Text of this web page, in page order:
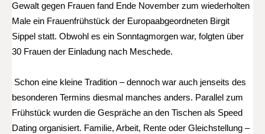
Gewalt gegen Frauen fand Ende November zum wiederholten
Male ein Frauenfrühstück der Europaabgeordneten Birgit
Sippel statt. Obwohl es ein Sonntagmorgen war, folgten über
30 Frauen der Einladung nach Meschede.
Schon eine kleine Tradition – dennoch war auch jenseits des
besonderen Termins diesmal manches anders. Parallel zum
Frühstück wurden die Gespräche an den Tischen als Speed
Dating organisiert. Familie, Arbeit, Rente oder Gleichstellung –